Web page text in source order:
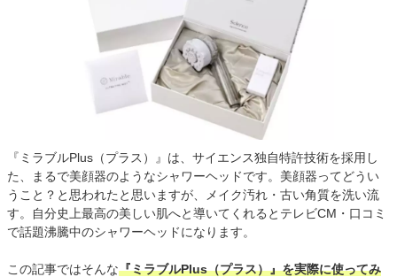
『ミラブルPlus（プラス）』は、サイエンス独自特許技術を採用し
た、まるで美顔器のようなシャワーヘッドです。美顔器ってどうい
うこと？と思われたと思いますが、メイク汚れ・古い角質を洗い流
す。自分史上最高の美しい肌へと導いてくれるとテレビCM・口コミ
で話題沸騰中のシャワーヘッドになります。
この記事ではそんな『ミラブルPlus（プラス）』を実際に使ってみ